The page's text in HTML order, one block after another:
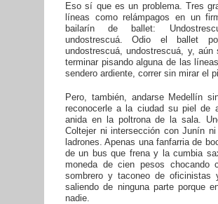
Eso sí que es un problema. Tres
líneas como relámpagos en un
bailarín de ballet:
undostrescuá. Odio el ballet
undostrescuá, undostrescuá, y,
terminar pisando alguna de las
sendero ardiente, correr sin mirar el
Pero, también, andarse Medellín
reconocerle a la ciudad su piel de
anida en la poltrona de la sala.
Coltejer ni intersección con Junín
ladrones. Apenas una fanfarria de
de un bus que frena y la cumbia
moneda de cien pesos chocando
sombrero y taconeo de
saliendo de ninguna parte porque
nadie.